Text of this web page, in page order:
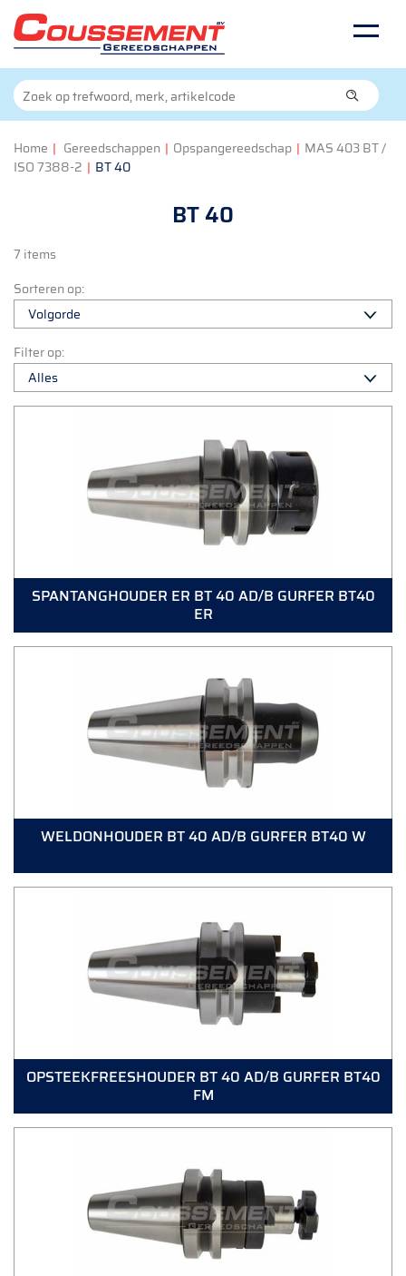
Home | Gereedschappen | Opspangereedschap | MAS 403 BT /
ISO 7388-2 | BT 40
BT 40
7 items
Sorteren op:
Filter op:
SPANTANGHOUDER ER BT 40 AD/B GURFER BT40
ER
WELDONHOUDER BT 40 AD/B GURFER BT40 W
OPSTEEKFREESHOUDER BT 40 AD/B GURFER BT40
FM